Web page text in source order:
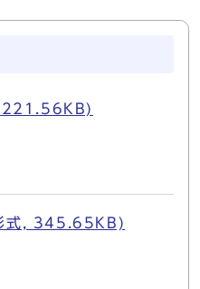
221.56KB)
式, 345.65KB)